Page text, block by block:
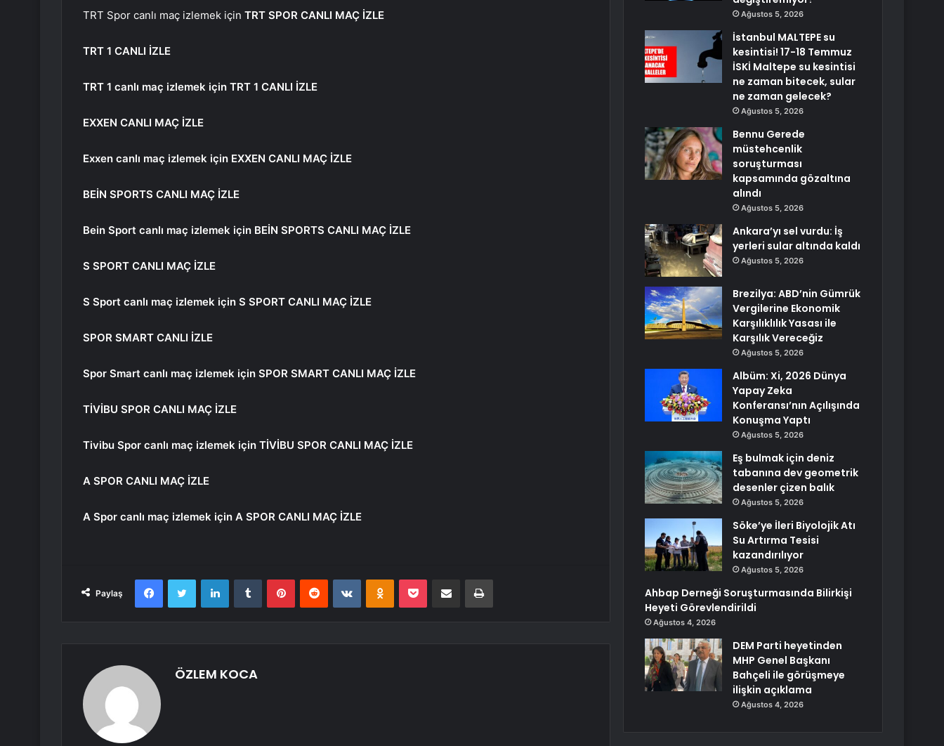
TRT Spor canlı maç izlemek için TRT SPOR CANLI MAÇ İZLE
TRT 1 CANLI İZLE
TRT 1 canlı maç izlemek için TRT 1 CANLI İZLE
EXXEN CANLI MAÇ İZLE
Exxen canlı maç izlemek için EXXEN CANLI MAÇ İZLE
BEİN SPORTS CANLI MAÇ İZLE
Bein Sport canlı maç izlemek için BEİN SPORTS CANLI MAÇ İZLE
S SPORT CANLI MAÇ İZLE
S Sport canlı maç izlemek için S SPORT CANLI MAÇ İZLE
SPOR SMART CANLI İZLE
Spor Smart canlı maç izlemek için SPOR SMART CANLI MAÇ İZLE
TİVİBU SPOR CANLI MAÇ İZLE
Tivibu Spor canlı maç izlemek için TİVİBU SPOR CANLI MAÇ İZLE
A SPOR CANLI MAÇ İZLE
A Spor canlı maç izlemek için A SPOR CANLI MAÇ İZLE
Paylaş
FacebookTwitterLinkedInTumblrPinterestReddit VKontakteOdnoklassniki
Pocket E-Posta ile paylaş Yazdır
ÖZLEM KOCA
Ağustos 5, 2026
İstanbul MALTEPE su
kesintisi! 17-18 Temmuz
İSKİ Maltepe su kesintisi
ne zaman bitecek, sular
ne zaman gelecek?
Ağustos 5, 2026
Bennu Gerede
müstehcenlik
soruşturması
kapsamında gözaltına
alındı
Ağustos 5, 2026
Ankara’yı sel vurdu: İş
yerleri sular altında kaldı
Ağustos 5, 2026
Brezilya: ABD’nin Gümrük
Vergilerine Ekonomik
Karşılıklılık Yasası ile
Karşılık Vereceğiz
Ağustos 5, 2026
Albüm: Xi, 2026 Dünya
Yapay Zeka
Konferansı’nın Açılışında
Konuşma Yaptı
Ağustos 5, 2026
Eş bulmak için deniz
tabanına dev geometrik
desenler çizen balık
Ağustos 5, 2026
Söke’ye İleri Biyolojik Atı
Su Artırma Tesisi
kazandırılıyor
Ağustos 5, 2026
Ahbap Derneği Soruşturmasında Bilirkişi
Heyeti Görevlendirildi
Ağustos 4, 2026
DEM Parti heyetinden
MHP Genel Başkanı
Bahçeli ile görüşmeye
ilişkin açıklama
Ağustos 4, 2026